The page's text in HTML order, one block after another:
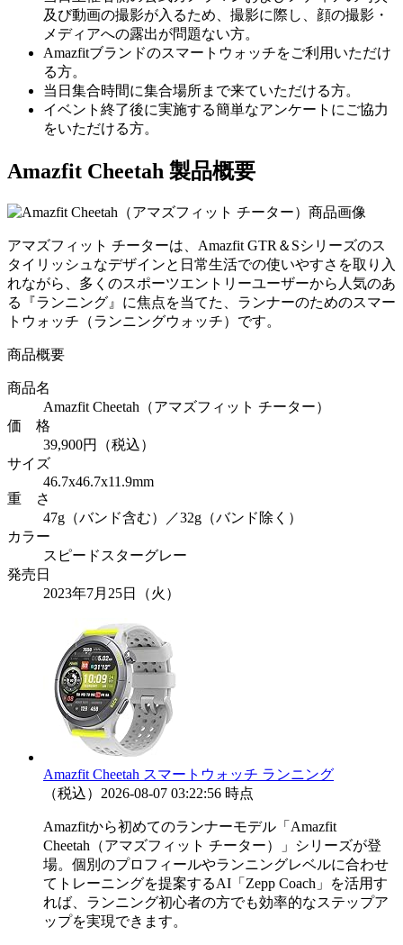
及び動画の撮影が入るため、撮影に際し、顔の撮影・
メディアへの露出が問題ない方。
Amazfitブランドのスマートウォッチをご利用いただけ
る方。
当日集合時間に集合場所まで来ていただける方。
イベント終了後に実施する簡単なアンケートにご協力
をいただける方。
Amazfit Cheetah 製品概要
アマズフィット チーターは、Amazfit GTR＆Sシリーズのス
タイリッシュなデザインと日常生活での使いやすさを取り入
れながら、多くのスポーツエントリーユーザーから人気のあ
る『ランニング』に焦点を当てた、ランナーのためのスマー
トウォッチ（ランニングウォッチ）です。
商品概要
商品名
Amazfit Cheetah（アマズフィット チーター）
価 格
39,900円（税込）
サイズ
46.7x46.7x11.9mm
重 さ
47g（バンド含む）／32g（バンド除く）
カラー
スピードスターグレー
発売日
2023年7月25日（火）
Amazfit Cheetah スマートウォッチ ランニング
（税込） 2026-08-07 03:22:56 時点
Amazfitから初めてのランナーモデル「Amazfit
Cheetah（アマズフィット チーター）」シリーズが登
場。個別のプロフィールやランニングレベルに合わせ
てトレーニングを提案するAI「Zepp Coach」を活用す
れば、ランニング初心者の方でも効率的なステップア
ップを実現できます。